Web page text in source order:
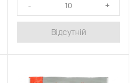
Відсутній